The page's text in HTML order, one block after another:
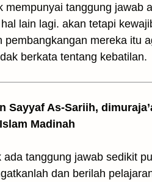
mempunyai tanggung jawab
lain lagi. akan tetapi
mereka itu
berkata tentang kebatilan.
Sayyaf As-Sariih,
Madinah
tanggung jawab sedikit
dan berilah